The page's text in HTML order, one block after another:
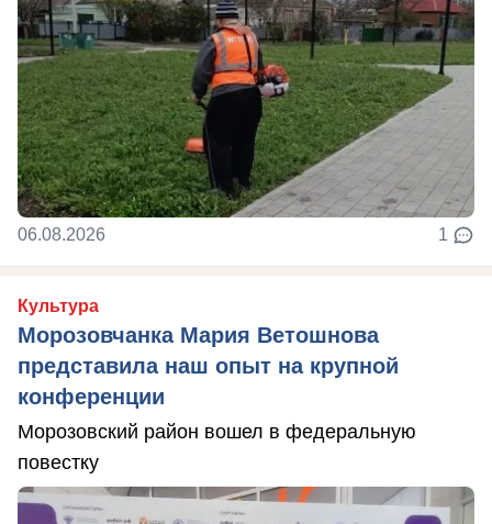
06.08.2026 1
Культура
Морозовчанка Мария Ветошнова
представила наш опыт на крупной
конференции
Морозовский район вошел в федеральную
повестку